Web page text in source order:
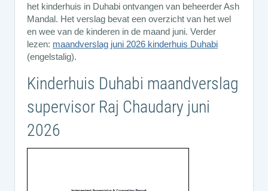
het kinderhuis in Duhabi ontvangen van beheerder Ash
Mandal. Het verslag bevat een overzicht van het wel
en wee van de kinderen in de maand juni. Verder
lezen: maandverslag juni 2026 kinderhuis Duhabi
(engelstalig).
Kinderhuis Duhabi maandverslag
supervisor Raj Chaudary juni
2026